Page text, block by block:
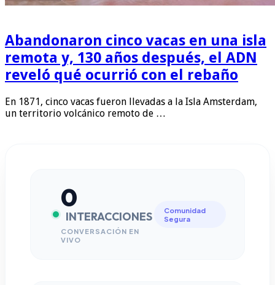
Abandonaron cinco vacas en una isla
remota y, 130 años después, el ADN
reveló qué ocurrió con el rebaño
En 1871, cinco vacas fueron llevadas a la Isla Amsterdam,
un territorio volcánico remoto de …
0
INTERACCIONES
CONVERSACIÓN EN
VIVO
Comunidad
Segura